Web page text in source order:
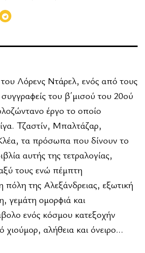
Λόρενς Ντάρελ, ενός από τους
του β΄μισού του 20ού
έργο το οποίο
Τζαστίν, Μπαλτάζαρ,
τα πρόσωπα που δίνουν το
αυτής της τετραλογίας,
τους ενώ πέμπτη
πόλη της Αλεξάνδρειας, εξωτική
γεμάτη ομορφιά και
ενός κόσμου κατεξοχήν
χιούμορ, αλήθεια και όνειρο…